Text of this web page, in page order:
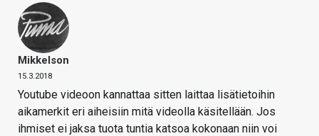
Mikkelson
15.3.2018
Youtube videoon kannattaa sitten laittaa lisätietoihin
aikamerkit eri aiheisiin mitä videolla käsitellään. Jos
ihmiset ei jaksa tuota tuntia katsoa kokonaan niin voi